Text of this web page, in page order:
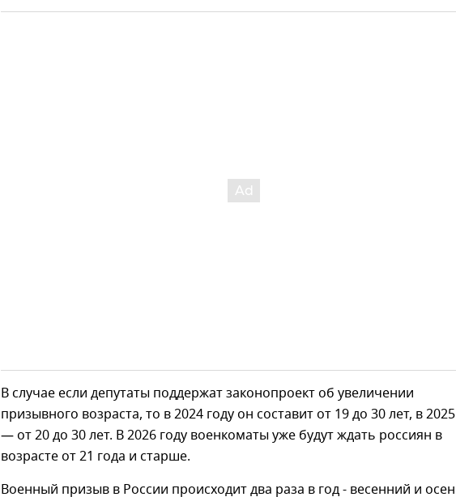
В случае если депутаты поддержат законопроект об увеличении
призывного возраста, то в 2024 году он составит от 19 до 30 лет, в
— от 20 до 30 лет. В 2026 году военкоматы уже будут ждать россиян в
возрасте от 21 года и старше.
Военный призыв в России происходит два раза в год - весенний и